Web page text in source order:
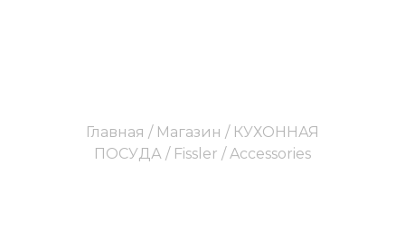
Главная / Магазин / КУХОННАЯ
ПОСУДА / Fissler / Accessories